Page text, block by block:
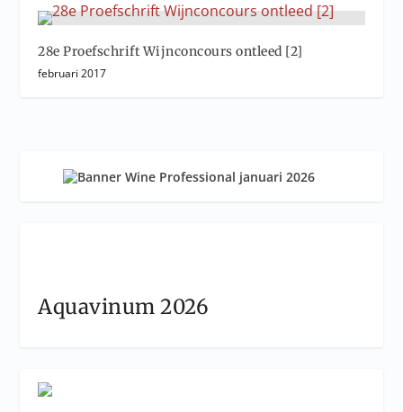
28e Proefschrift Wijnconcours ontleed [2]
februari 2017
Aquavinum 2026